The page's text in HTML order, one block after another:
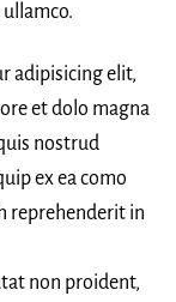
adipisicing elit,
et dolo magna
nostrud
ex ea como
reprehenderit in
non proident,